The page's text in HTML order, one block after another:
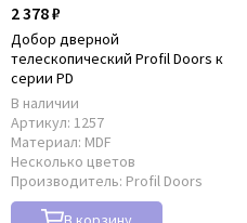
2 378 ₽
Добор дверной
телескопический Profil Doors к
серии PD
В наличии
Артикул: 1257
Материал: MDF
Несколько цветов
Производитель: Profil Doors